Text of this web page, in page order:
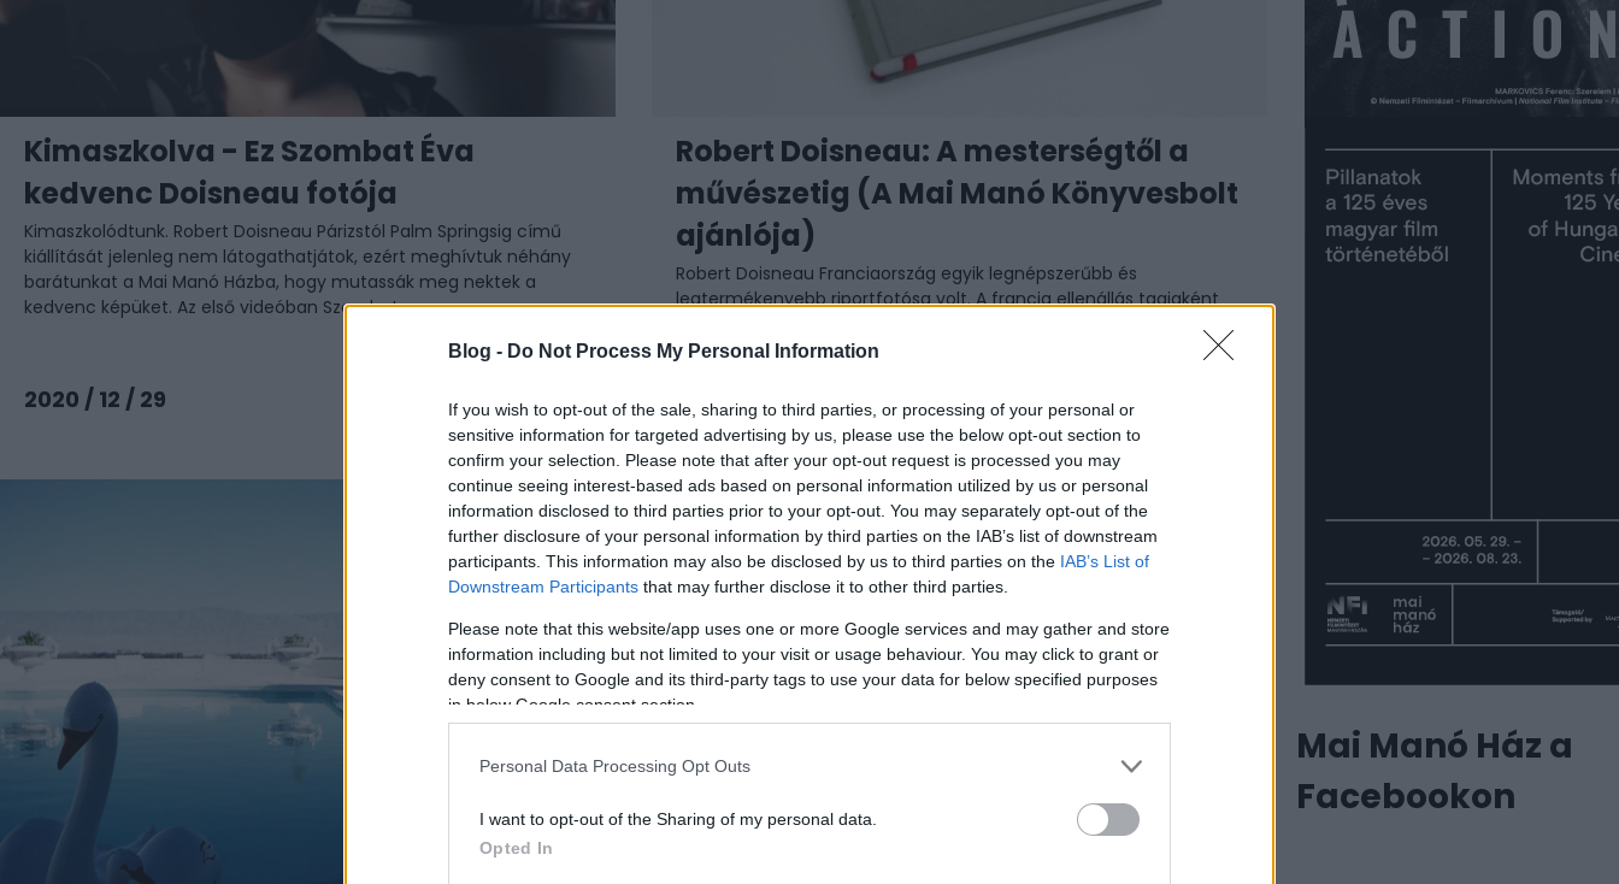
Blog - Do Not Process My Personal Information
If you wish to opt-out of the sale, sharing to third parties, or processing of your personal or
sensitive information for targeted advertising by us, please use the below opt-out section to
confirm your selection. Please note that after your opt-out request is processed you may
continue seeing interest-based ads based on personal information utilized by us or personal
information disclosed to third parties prior to your opt-out. You may separately opt-out of the
further disclosure of your personal information by third parties on the IAB’s list of downstream
participants. This information may also be disclosed by us to third parties on the IAB’s List of
Downstream Participants that may further disclose it to other third parties.
Please note that this website/app uses one or more Google services and may gather and store
information including but not limited to your visit or usage behaviour. You may click to grant or
deny consent to Google and its third-party tags to use your data for below specified purposes
in below Google consent section.
Personal Data Processing Opt Outs
I want to opt-out of the Sharing of my personal data.
Opted In
Kimaszkolva - Ez Szombat Éva
kedvenc Doisneau fotója
Kimaszkolódtunk. Robert Doisneau Párizstól Palm Springsig című
kiállítását jelenleg nem látogathatjátok, ezért meghívtuk néhány
barátunkat a Mai Manó Házba, hogy mutassák meg nektek a
kedvenc képüket. Az első videóban Szombat ...
2020 / 12 / 29 Tovább
Robert Doisneau: A mesterségtől a
művészetig (A Mai Manó Könyvesbolt
ajánlója)
Robert Doisneau Franciaország egyik legnépszerűbb és
legtermékenyebb riportfotósa volt. A francia ellenállás tagjaként
igazolványok hamisítására használta, valamint ...
2020 / 12 / 16 Tovább
Mai Manó Ház a
Facebookon